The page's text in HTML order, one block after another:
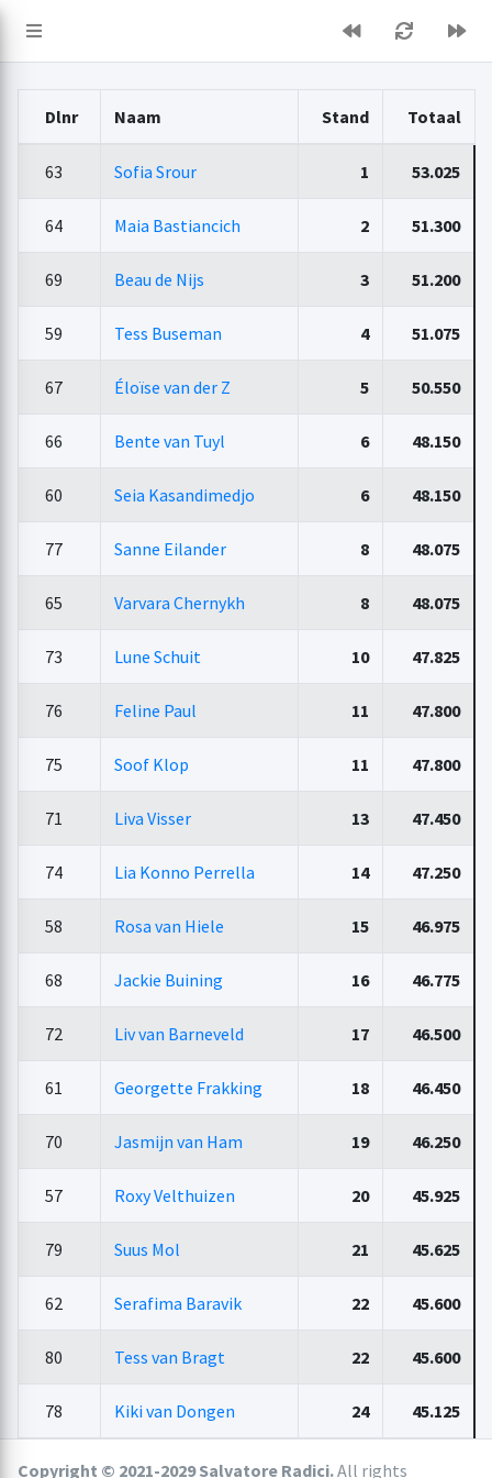
Dlnr Naam Stand Totaal
63 Sofia Srour 1 53.025
64 Maia Bastiancich 2 51.300
69 Beau de Nijs 3 51.200
59 Tess Buseman 4 51.075
67 Éloïse van der Z 5 50.550
66 Bente van Tuyl 6 48.150
60 Seia Kasandimedjo 6 48.150
77 Sanne Eilander 8 48.075
65 Varvara Chernykh 8 48.075
73 Lune Schuit 10 47.825
76 Feline Paul 11 47.800
75 Soof Klop 11 47.800
71 Liva Visser 13 47.450
74 Lia Konno Perrella 14 47.250
58 Rosa van Hiele 15 46.975
68 Jackie Buining 16 46.775
72 Liv van Barneveld 17 46.500
61 Georgette Frakking 18 46.450
70 Jasmijn van Ham 19 46.250
57 Roxy Velthuizen 20 45.925
79 Suus Mol 21 45.625
62 Serafima Baravik 22 45.600
80 Tess van Bragt 22 45.600
78 Kiki van Dongen 24 45.125
Copyright © 2021-2029 Salvatore Radici.All rights